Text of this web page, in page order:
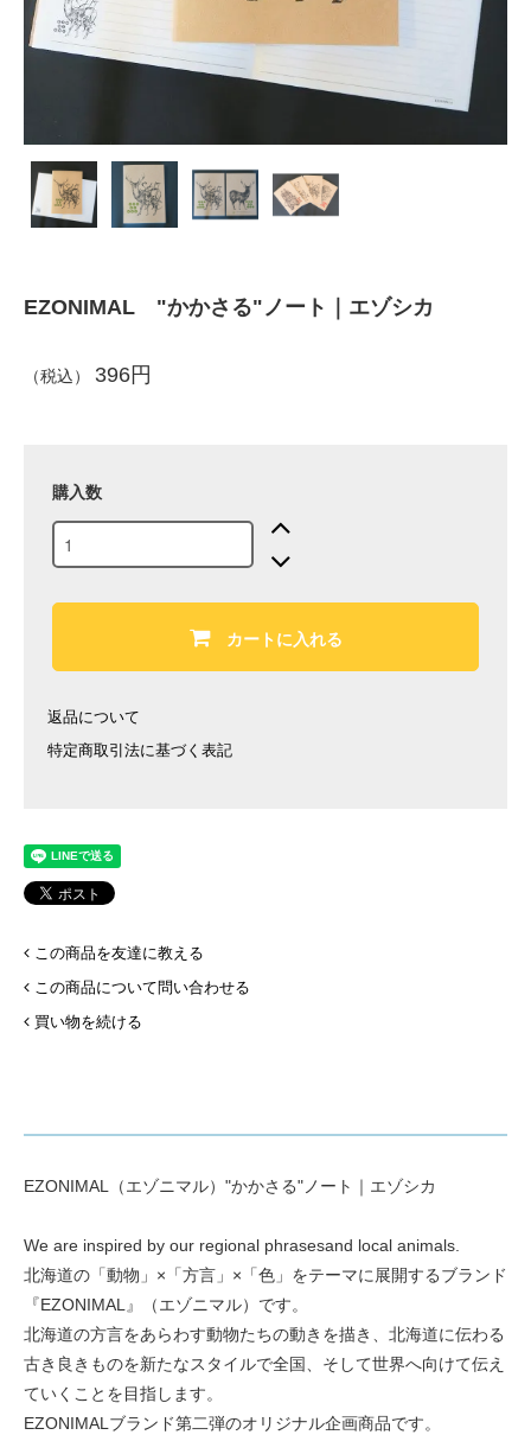
EZONIMAL "かかさる"ノート｜エゾシカ
（税込） 396円
購入数
カートに入れる
返品について
特定商取引法に基づく表記
この商品を友達に教える
この商品について問い合わせる
買い物を続ける
EZONIMAL（エゾニマル）"かかさる"ノート｜エゾシカ
We are inspired by our regional phrasesand local animals.
北海道の「動物」×「方言」×「色」をテーマに展開するブランド
『EZONIMAL』（エゾニマル）です。
北海道の方言をあらわす動物たちの動きを描き、北海道に伝わる
古き良きものを新たなスタイルで全国、そして世界へ向けて伝え
ていくことを目指します。
EZONIMALブランド第二弾のオリジナル企画商品です。